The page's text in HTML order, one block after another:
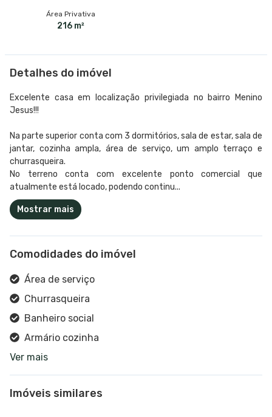
Área Privativa
216 m²
Detalhes do imóvel
Excelente casa em localização privilegiada no bairro Menino
Jesus!!!
Na parte superior conta com 3 dormitórios, sala de estar, sala de
jantar, cozinha ampla, área de serviço, um amplo terraço e
churrasqueira.
No terreno conta com excelente ponto comercial que
atualmente está locado, podendo continu...
Mostrar mais
Comodidades do imóvel
Área de serviço
Churrasqueira
Banheiro social
Armário cozinha
Cozinha
Edícula
Ver mais
Imóveis similares